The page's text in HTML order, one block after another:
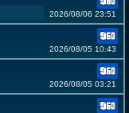
2026/08/06 23:51
2026/08/05 10:43
2026/08/05 03:21